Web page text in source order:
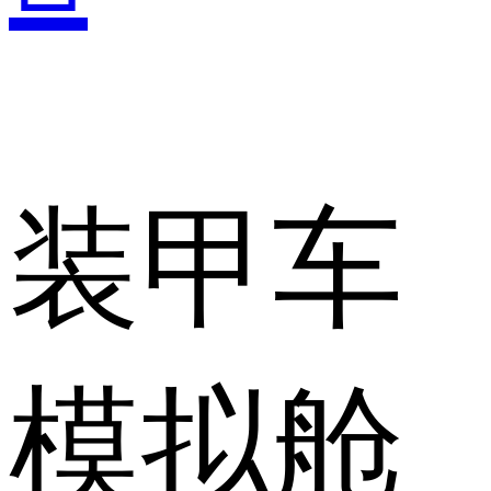
装甲车
模拟舱